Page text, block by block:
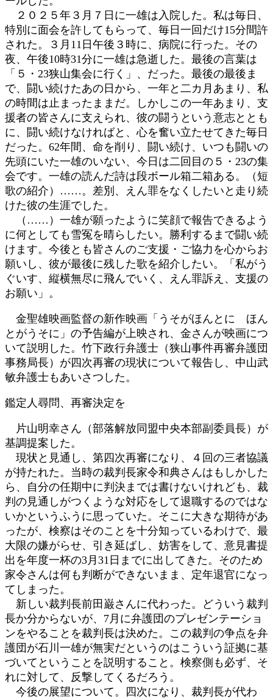
２０２５年３月７日に一雄は入院した。私は毎日、
特別に面会を許してもらって、毎日一回だけ15分間許
された。３月11日午後３時に、病院に行った。その
夜、午後10時31分に一雄は急逝した。最後の言葉は
「５・23狭山集会に行く」、だった。最後の最後ま
で、闘い続けたあの日から、一年と二カ月あまり、私
の時間は止まったままだ。しかしこの一年あまり、支
援者の皆さんに支えられ、彼の闘うという意志ととも
に、闘い続けなければと、心を奮い立たせてきた毎日
だった。62年間、命を削り、闘い続け、いつも闘いの
先頭にいた一雄のいない、今日は二回目の５・23の集
会です。一雄の読んだ詩は段ボール箱二箱ある。（短
歌の紹介）……。差別、えん罪をなくしたいと走り続
けた彼の生涯でした。
（……）一雄が願ったように笑顔で報告できるよう
に何としても雪冤を晴らしたい。勝利するまで闘い続
けます。今後とも皆さんのご支援・ご協力を心からお
願いし、彼が最後に残した歌を紹介したい。「私がう
ぐいす、縦横無尽に飛んでいく、えん罪訴え、支援の
お願い」。
金聖雄映画監督の新作映画「うそがほんとに ほん
とがうそに」の予告編が上映され、金さんが映画につ
いて説明した。竹下政行弁護士（狭山事件再審弁護団
事務局長）が四次再審の現状について報告し、中山武
敏弁護士もあいさつした。
鑑定人尋問、再審決定を
片山明幸さん（部落解放同盟中央本部副委員長）が
基調提案した。
現状と見通し、第四次再審になり、４回の三者協議
が持たれた。当時の裁判長家令和典さんはもしかした
ら、自分の任期中に判決までは書けないけれども、裁
判の見通しがつくような対応をして退職するのではな
いかというふうに思っていた。そこに大きな期待があ
ったが、検察はそのことを十分知っているわけで、最
大限の嫌がらせ、引き延ばし、妨害をして、意見書提
出を年度一杯の3月31日までに出してきた。そのため
家令さんは何も判断ができないまま、定年退官になっ
てしまった。
新しい裁判長前田巌さんに代わった。どういう裁判
長か分からないが、7月に弁護団のプレゼンテーショ
ンをやることを裁判長は決めた。この裁判の争点を弁
護団が石川一雄が無実だというのはこういう証拠に基
づいてということを説明すること。検察側も必ず、そ
れに対して、反撃してくるだろう。
今後の展望について。四次になり、裁判長が代わ